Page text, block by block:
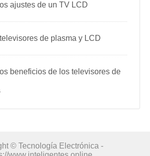
ajustes de un TV LCD
de plasma y LCD
beneficios de los televisores de
© Tecnología Electrónica -